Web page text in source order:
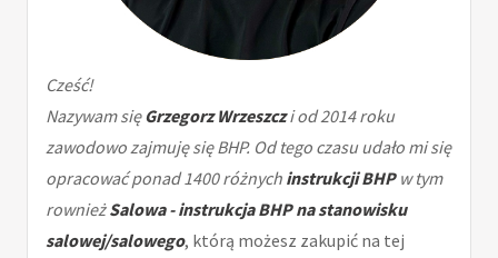
Cześć!
Nazywam sięGrzegorz Wrzeszczi od 2014 roku
zawodowo zajmuję się BHP. Od tego czasu udało mi się
opracować ponad 1400 różnych instrukcji BHPw tym
rownieżSalowa - instrukcja BHP na stanowisku
salowej/salowego, którą możesz zakupić na tej